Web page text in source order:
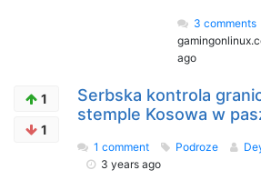
3 comments
ago
1
1
Serbska kontrola
stemple Kosowa w
1 comment Podroze
3 years ago